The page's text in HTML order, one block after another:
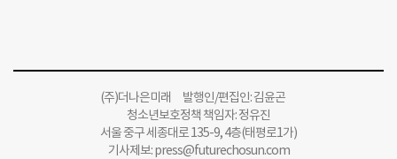
(주)더나은미래 발행인/편집인: 김윤곤
청소년보호정책 책임자: 정유진
서울 중구 세종대로 135-9, 4층(태평로1가)
기사제보:press@futurechosun.com